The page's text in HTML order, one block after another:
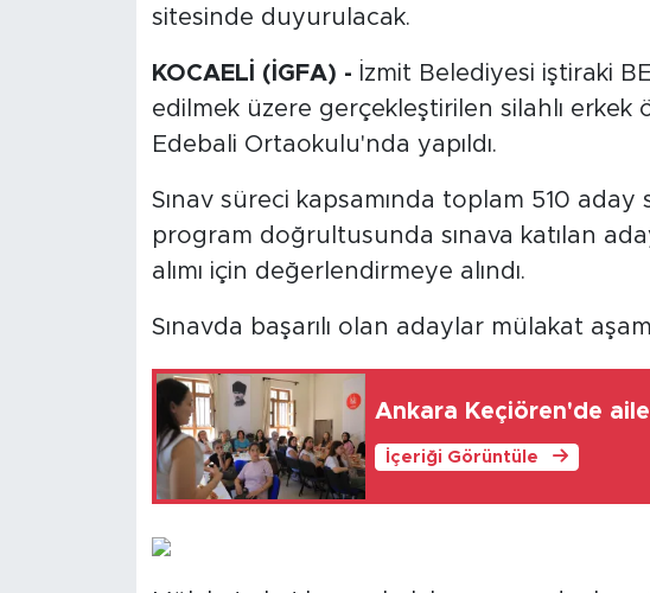
sitesinde duyurulacak.
KOCAELİ (İGFA) - İzmit Belediyesi iştiraki
edilmek üzere gerçekleştirilen silahlı erkek
Edebali Ortaokulu'nda yapıldı.
Sınav süreci kapsamında toplam 510 aday
program doğrultusunda sınava katılan
alımı için değerlendirmeye alındı.
Sınavda başarılı olan adaylar mülakat
Ankara Keçiören'de
İçeriği Görüntüle